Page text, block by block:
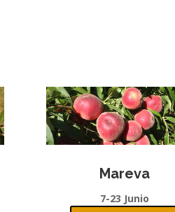
Mareva
7-23 Junio